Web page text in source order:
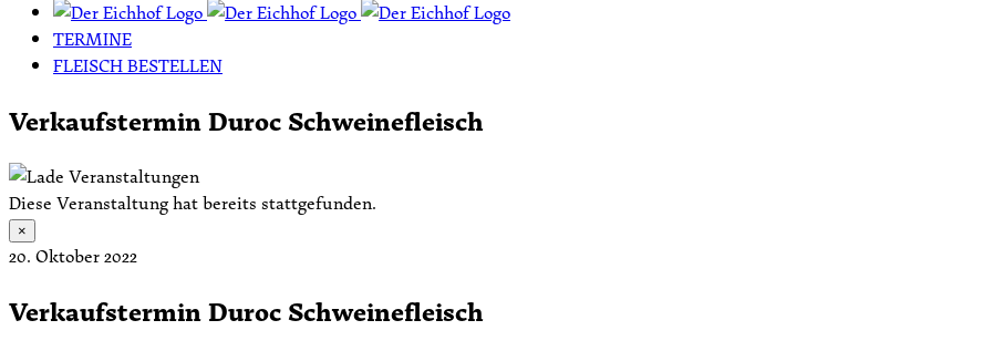
TERMINE
FLEISCH BESTELLEN
Verkaufstermin Duroc Schweinefleisch
Diese Veranstaltung hat bereits stattgefunden.
×
20. Oktober 2022
Verkaufstermin Duroc Schweinefleisch